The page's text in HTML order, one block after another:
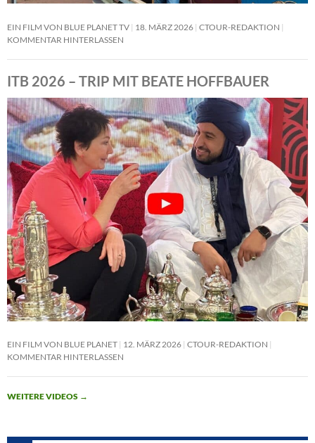
EIN FILM VON BLUE PLANET TV 18. MÄRZ 2026 CTOUR-REDAKTION
KOMMENTAR HINTERLASSEN
ITB 2026 – TRIP MIT BEATE HOFFBAUER
EIN FILM VON BLUE PLANET 12. MÄRZ 2026 CTOUR-REDAKTION
KOMMENTAR HINTERLASSEN
WEITERE VIDEOS →